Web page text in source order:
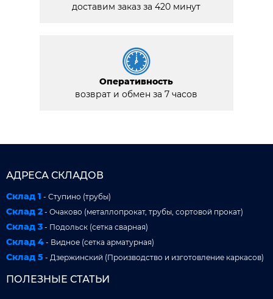
доставим заказ за 420 минут
Оперативность
возврат и обмен за 7 часов
АДРЕСА СКЛАДОВ
Склад 1 - Ступино (трубы)
Склад 2 - Очаково (металлопрокат, трубы, сортовой прокат)
Склад 3 - Подольск (сетка сварная)
Склад 4 - Видное (сетка арматурная)
Склад 5 - Дзержинский (Производство и изготовление каркасов)
ПОЛЕЗНЫЕ СТАТЬИ